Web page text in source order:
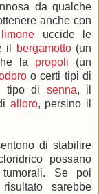
da qualche
anche con
limone uccide le
il
bergamotto(un
la propoli (un
o certi tipi di
tipo di senna, il
alloro, persino il
di stabilire
possano
Se poi
sarebbe